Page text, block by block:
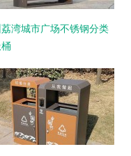
湾城市广场不锈钢分类